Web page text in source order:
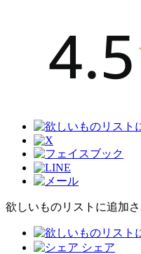
欲しいものリストに追加
シェア